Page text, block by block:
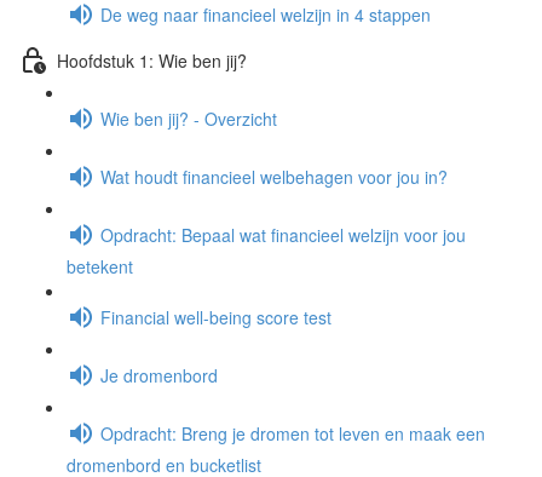
De weg naar financieel welzijn in 4 stappen
Hoofdstuk 1: Wie ben jij?
Wie ben jij? - Overzicht
Wat houdt financieel welbehagen voor jou in?
Opdracht: Bepaal wat financieel welzijn voor jou
betekent
Financial well-being score test
Je dromenbord
Opdracht: Breng je dromen tot leven en maak een
dromenbord en bucketlist